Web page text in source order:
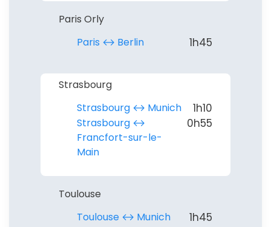
Paris Orly
Paris ↔︎ Berlin
1h45
Strasbourg
Strasbourg ↔︎ Munich
1h10
Strasbourg ↔︎
Francfort-sur-le-
Main
0h55
Toulouse
Toulouse ↔︎ Munich
1h45